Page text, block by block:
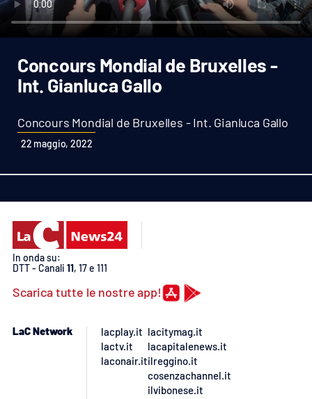
Economia e lavoro
Italia Mondo
Sanità
Sport
Podcast
Meteo
Editoriali
VIDEO
Concours Mondial de Bruxelles -
Int. Gianluca Gallo
Concours Mondial de Bruxelles - Int. Gianluca Gallo
22 maggio, 2022
In onda su:
DTT - Canali 11, 17 e 111
Scarica tutte le nostre app!
LaC Network
lacplay.it
lactv.it
laconair.it
lacitymag.it
lacapitalenews.it
ilreggino.it
cosenzachannel.it
ilvibonese.it